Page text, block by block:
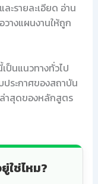
ะรายละเอียด อ่าน
วางแผนงานให้ถูก
เป็นแนวทางทั่วไป
ประกาศของสถาบัน
าสุดของหลักสูตร
ใช่ไหม?